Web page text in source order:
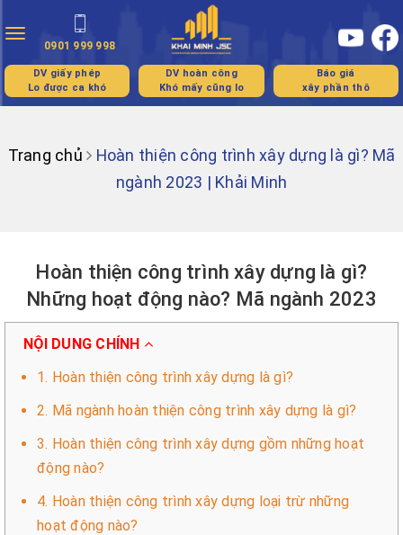
Toggle
navigation
0901 999 998
DV giấy phép
Lo được ca khó
DV hoàn công
Khó mấy cũng lo
Báo giá
xây phần thô
Trang chủ
Hoàn thiện công trình xây dựng là gì? Mã
ngành 2023 | Khải Minh
Hoàn thiện công trình xây dựng là gì?
Những hoạt động nào? Mã ngành 2023
NỘI DUNG CHÍNH
1. Hoàn thiện công trình xây dựng là gì?
2. Mã ngành hoàn thiện công trình xây dựng là gì?
3. Hoàn thiện công trình xây dựng gồm những hoạt
động nào?
4. Hoàn thiện công trình xây dựng loại trừ những
hoạt động nào?